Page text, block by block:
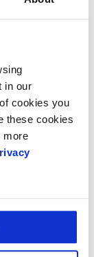
in our
cookies you
these cookies
more
Humboldt